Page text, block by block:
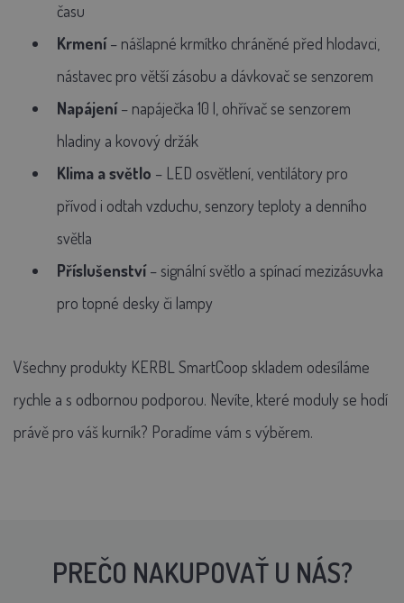
času
Krmení– nášlapné krmítko chráněné před hlodavci,
nástavec pro větší zásobu a dávkovač se senzorem
Napájení– napáječka 10 l, ohřívač se senzorem
hladiny a kovový držák
Klima a světlo – LED osvětlení, ventilátory pro
přívod i odtah vzduchu, senzory teploty a denního
světla
Příslušenství– signální světlo a spínací mezizásuvka
pro topné desky či lampy
Všechny produkty KERBL SmartCoop skladem odesíláme
rychle a s odbornou podporou. Nevíte, které moduly se hodí
právě pro váš kurník? Poradíme vám s výběrem.
PREČO NAKUPOVAŤ U NÁS?